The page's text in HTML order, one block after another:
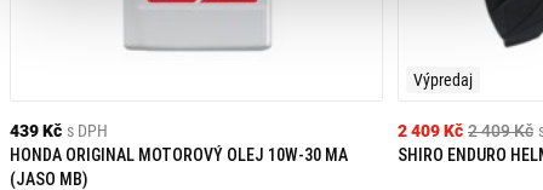
439 Kč s DPH
HONDA ORIGINAL MOTOROVÝ OLEJ 10W-30 MA
(JASO MB)
Výpredaj
2 409 Kč
2 409 Kč
SHIRO ENDURO